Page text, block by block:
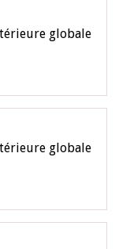
globale
globale